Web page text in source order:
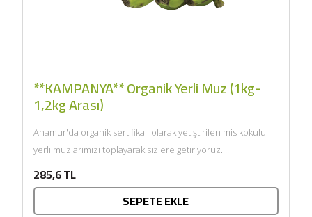
**KAMPANYA** Organik Yerli Muz (1kg-
1,2kg Arası)
Anamur'da organik sertifikalı olarak yetiştirilen mis kokulu
yerli muzlarımızı toplayarak sizlere getiriyoruz....
285,6 TL
SEPETE EKLE